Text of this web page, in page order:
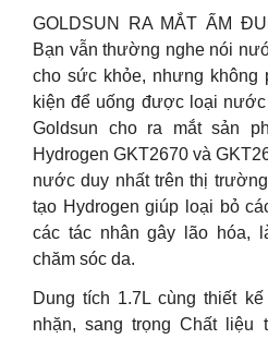
GOLDSUN RA MẮT ẤM
Bạn vẫn thường nghe nói
cho sức khỏe, nhưng không
kiện để uống được loại nước
Goldsun cho ra mắt sản
Hydrogen GKT2670 và
nước duy nhất trên thị
tạo Hydrogen giúp loại bỏ
các tác nhân gây lão hóa,
chăm sóc da.
Dung tích 1.7L cùng thiết
nhặn, sang trọng Chất liệu